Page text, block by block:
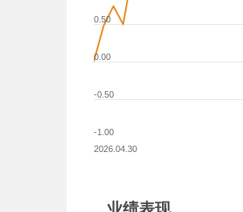
2026.04.30
-1.00
-0.50
0.00
0.50